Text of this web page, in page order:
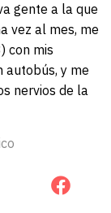
gente a la que
vez al mes, me
con mis
autobús, y me
nervios de la